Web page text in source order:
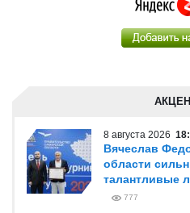
8 августа 2026
Вячеслав
области
талантливые
777